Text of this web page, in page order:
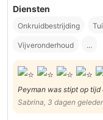
Diensten
Onkruidbestrijding
Vijveronderhoud ...
Peyman was stipt op
zou het maai- en
hij nog aangeboden om
Sabrina, 3 dagen